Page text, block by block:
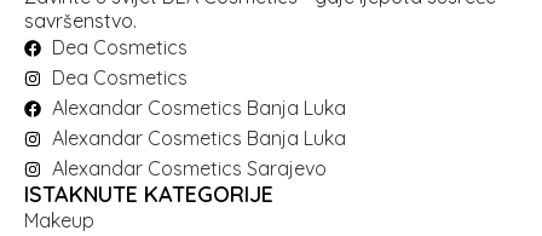
savršenstvo.
Dea Cosmetics
Dea Cosmetics
Alexandar Cosmetics Banja Luka
Alexandar Cosmetics Banja Luka
Alexandar Cosmetics Sarajevo
ISTAKNUTE KATEGORIJE
Makeup